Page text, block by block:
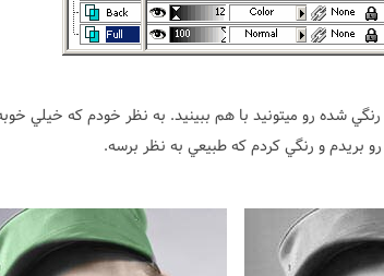
شده رو ميتونيد با هم ببينيد. به نظر خودم كه خيلي
بريدم و رنگي كردم كه طبيعي به نظر برسه.